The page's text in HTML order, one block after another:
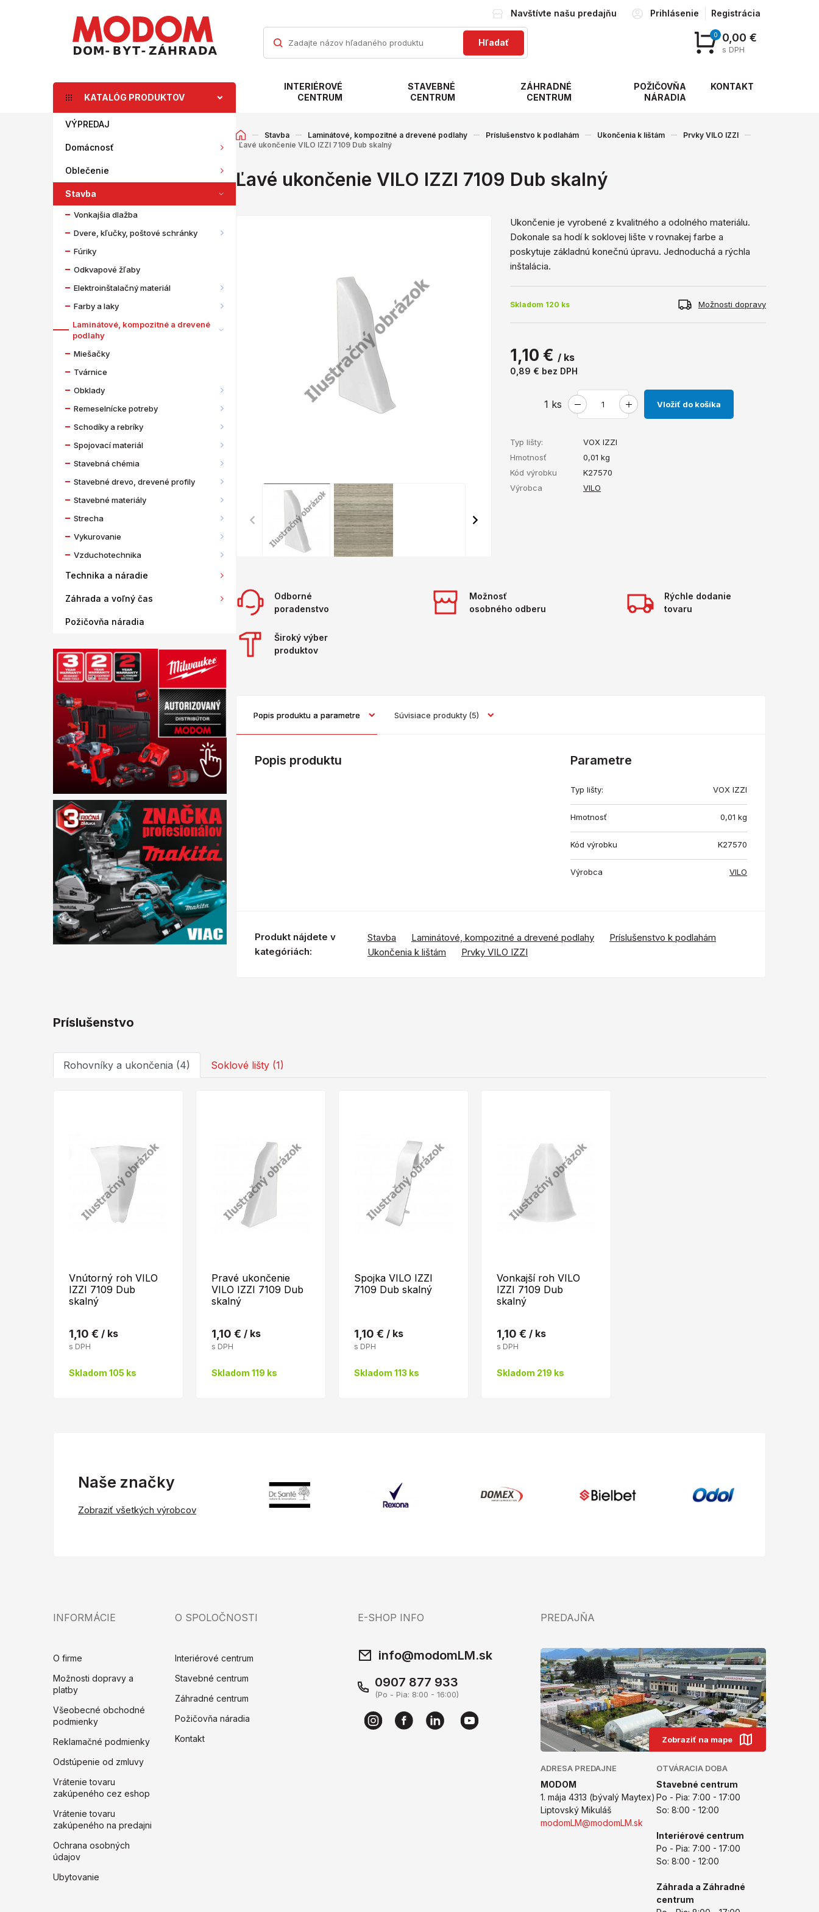
Navštívte našu predajňu Prihlásenie Registrácia
Hľadať
0 0,00 €
s DPH
INTERIÉROVÉ
CENTRUM
STAVEBNÉ
CENTRUM
ZÁHRADNÉ
CENTRUM
POŽIČOVŇA
NÁRADIA
KONTAKT
KATALÓG PRODUKTOV
VÝPREDAJ
Domácnosť
Oblečenie
Stavba
Vonkajšia dlažba
Dvere, kľučky, poštové schránky
Fúriky
Odkvapové žľaby
Elektroinštalačný materiál
Farby a laky
Laminátové, kompozitné a drevené
podlahy
Miešačky
Tvárnice
Obklady
Remeselnícke potreby
Schodíky a rebríky
Spojovací materiál
Stavebná chémia
Stavebné drevo, drevené profily
Stavebné materiály
Strecha
Vykurovanie
Vzduchotechnika
Technika a náradie
Záhrada a voľný čas
Požičovňa náradia
Stavba Laminátové, kompozitné a drevené podlahy Príslušenstvo k podlahám Ukončenia k lištám
Prvky VILO IZZI
Ľavé ukončenie VILO IZZI 7109 Dub skalný
Ľavé ukončenie VILO IZZI 7109 Dub skalný
Ukončenie je vyrobené z kvalitného a ​​odolného materiálu.
Dokonale sa hodí k soklovej lište v rovnakej farbe a
poskytuje základnú konečnú úpravu. Jednoduchá a rýchla
inštalácia.
Skladom 120 ks Možnosti dopravy
1,10 € / ks
0,89 € bez DPH
1 ks Vložiť do košíka
Typ lišty:
VOX IZZI
Hmotnosť
0,01 kg
Kód výrobku
K27570
Výrobca
VILO
Odborné
poradenstvo
Možnosť
osobného odberu
Rýchle dodanie
tovaru
Široký výber
produktov
Popis produktu a parametre Súvisiace produkty (5)
Popis produktu Parametre
Typ lišty: VOX IZZI
Hmotnosť 0,01 kg
Kód výrobku K27570
Výrobca VILO
Produkt nájdete v
kategóriách:
Stavba Laminátové, kompozitné a drevené podlahy
Príslušenstvo k podlahám
Ukončenia k lištám
Prvky VILO IZZI
Príslušenstvo
Rohovníky a ukončenia (4) Soklové lišty (1)
Vnútorný roh VILO
IZZI 7109 Dub
skalný
1,10 € / ks
s DPH
Skladom 105 ks
Pravé ukončenie
VILO IZZI 7109 Dub
skalný
1,10 € / ks
s DPH
Skladom 119 ks
Spojka VILO IZZI
7109 Dub skalný
1,10 € / ks
s DPH
Skladom 113 ks
Vonkajší roh VILO
IZZI 7109 Dub
skalný
1,10 € / ks
s DPH
Skladom 219 ks
Naše značky
Zobraziť všetkých výrobcov
INFORMÁCIE
O firme
Možnosti dopravy a
platby
Všeobecné obchodné
podmienky
Reklamačné podmienky
Odstúpenie od zmluvy
Vrátenie tovaru
zakúpeného cez eshop
Vrátenie tovaru
zakúpeného na predajni
Ochrana osobných
údajov
Ubytovanie
O SPOLOČNOSTI
Interiérové centrum
Stavebné centrum
Záhradné centrum
Požičovňa náradia
Kontakt
E-SHOP INFO
info@modomLM.sk
0907 877 933
(Po - Pia: 8:00 - 16:00)
PREDAJŇA
Zobraziť na mape
ADRESA PREDAJNE
MODOM
1. mája 4313 (bývalý Maytex)
Liptovský Mikuláš
modomLM@modomLM.sk
OTVÁRACIA DOBA
Stavebné centrum
Po - Pia: 7:00 - 17:00
So: 8:00 - 12:00
Interiérové centrum
Po - Pia: 7:00 - 17:00
So: 8:00 - 12:00
Záhrada a Záhradné
centrum